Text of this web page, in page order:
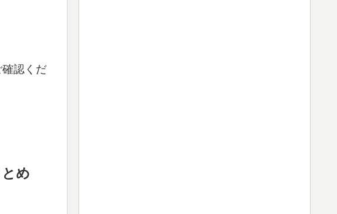
認くだ
め